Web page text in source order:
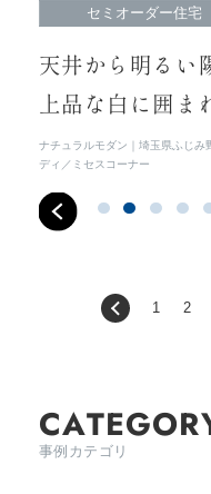
セミオーダー住宅
天井から明るい
上品な白に囲ま
ナチュラルモダン 埼玉県ふじみ
ディ／ミセスコーナー
1 2
事例カテゴリ